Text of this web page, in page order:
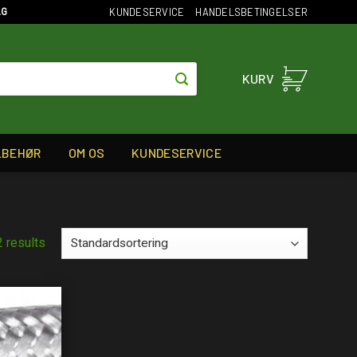
KUNDESERVICE HANDELSBETINGELSER
KURV
OM OS KUNDESERVICE
results